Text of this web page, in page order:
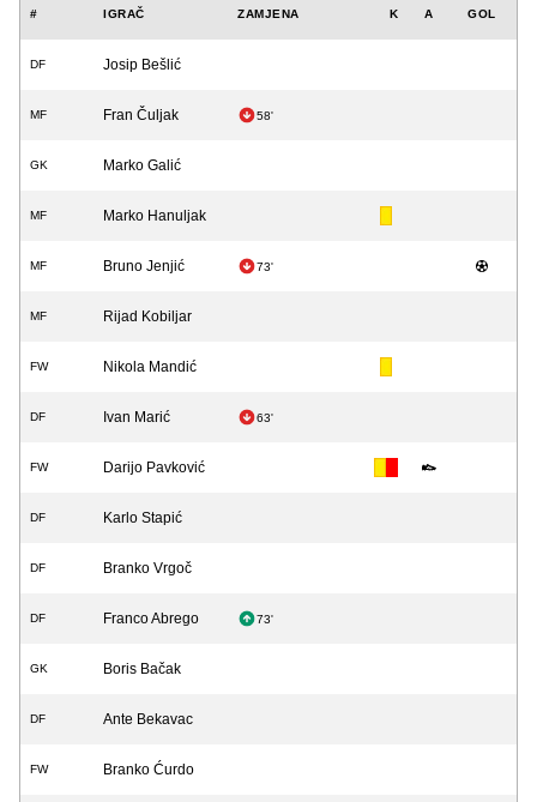
# IGRAČ ZAMJENA K A GOL
DF Josip Bešlić
MF Fran Čuljak 58'
GK Marko Galić
MF Marko Hanuljak
MF Bruno Jenjić 73'
MF Rijad Kobiljar
FW Nikola Mandić
DF Ivan Marić 63'
FW Darijo Pavković
DF Karlo Stapić
DF Branko Vrgoč
DF Franco Abrego 73'
GK Boris Bačak
DF Ante Bekavac
FW Branko Ćurdo